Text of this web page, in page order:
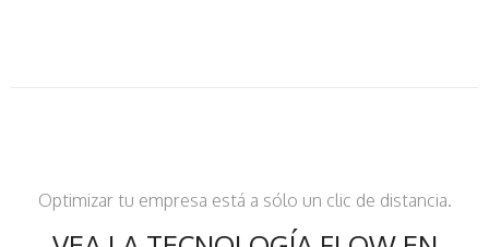
Optimizar tu empresa está a sólo un clic de distancia.